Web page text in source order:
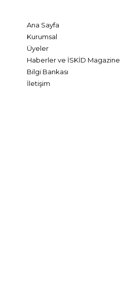
Ana Sayfa
Kurumsal
Üyeler
Haberler ve İSKİD Magazine
Bilgi Bankası
İletişim